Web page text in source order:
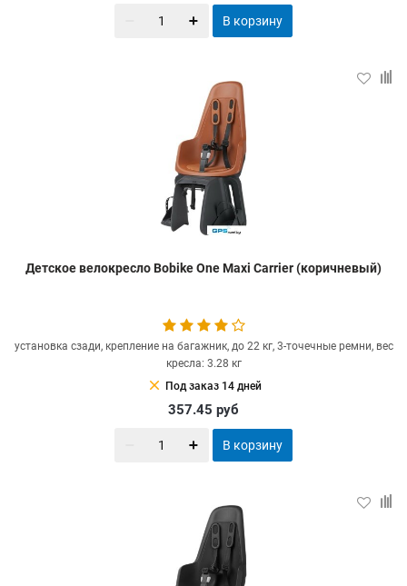
В корзину
Детское велокресло Bobike One Maxi Carrier (коричневый)
установка сзади, крепление на багажник, до 22 кг, 3-точечные ремни, вес
кресла: 3.28 кг
clear Под заказ 14 дней
357.45 руб
В корзину